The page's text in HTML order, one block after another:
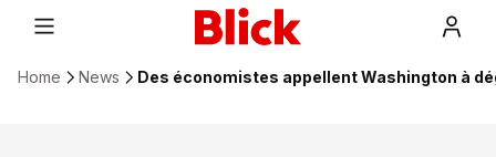
Home News Des économistes appellent Washington à